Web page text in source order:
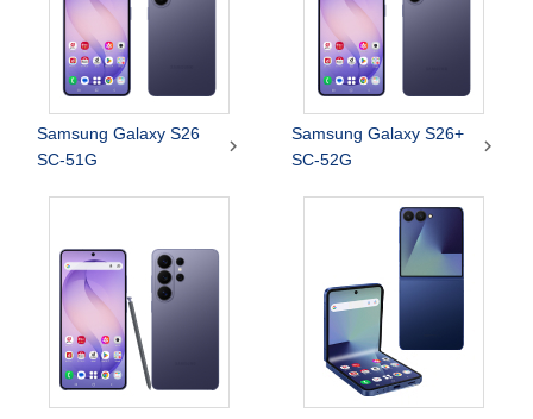
Samsung Galaxy S26
SC-51G

Samsung Galaxy S26+
SC-52G
